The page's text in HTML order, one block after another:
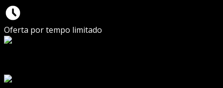
Oferta por tempo limitado